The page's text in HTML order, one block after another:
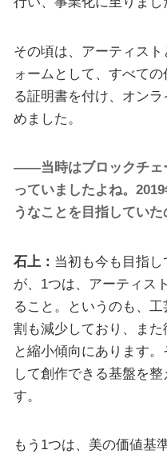
その頃は、アーティス
ォームとして、すべて
る証明書を付け、オン
めました。
――当時はブロックチェ
っていましたよね。
うなことを目指していた
石上： 当初も今も目指
が、1つは、アーティス
ること。というのも、
割も減少しており、ま
と縮小傾向にあります
して創作できる基盤を
す。
もう1つは、美の価値基